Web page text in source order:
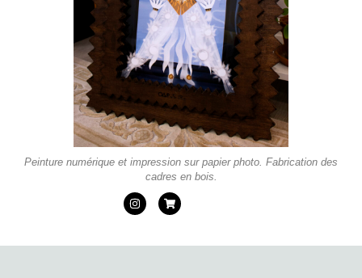
Peinture numérique et impression sur papier photo. Fabrication des
cadres en bois.